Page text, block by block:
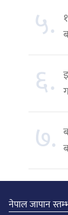
५.
६.
७.
नेपाल जापान